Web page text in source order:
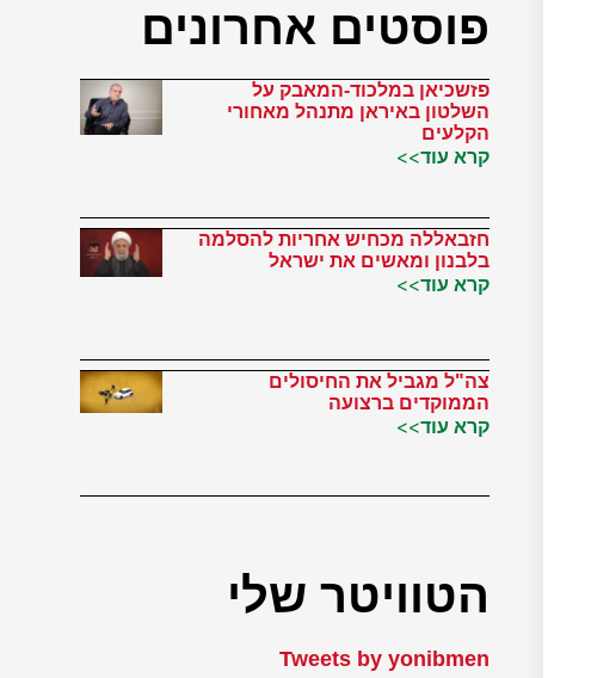
פוסטים אחרונים
פזשכיאן במלכוד-המאבק על
השלטון באיראן מתנהל מאחורי
הקלעים
קרא עוד>>
חזבאללה מכחיש אחריות להסלמה
בלבנון ומאשים את ישראל
קרא עוד>>
צה"ל מגביל את החיסולים
הממוקדים ברצועה
קרא עוד>>
הטוויטר שלי
Tweets by yonibmen